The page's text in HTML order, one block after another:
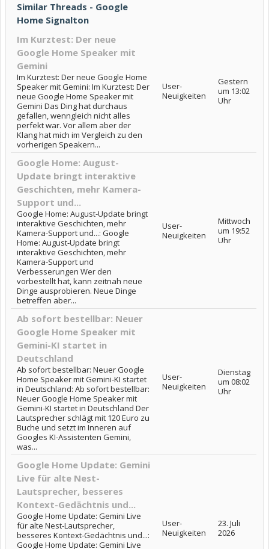
Similar Threads - Google
Home Signalton
Im Kurztest: Der neue
Google Home Speaker mit
Gemini
Im Kurztest: Der neue Google Home
Speaker mit Gemini: Im Kurztest: Der
neue Google Home Speaker mit
Gemini Das Ding hat durchaus
gefallen, wenngleich nicht alles
perfekt war. Vor allem aber der
Klang hat mich im Vergleich zu den
vorherigen Speakern...
User-
Neuigkeiten
Gestern
um 13:02
Uhr
Google Home: August-
Update bringt interaktive
Geschichten, mehr Kamera-
Support und...
Google Home: August-Update bringt
interaktive Geschichten, mehr
Kamera-Support und...: Google
Home: August-Update bringt
interaktive Geschichten, mehr
Kamera-Support und
Verbesserungen Wer den
vorbestellt hat, kann zeitnah neue
Dinge ausprobieren. Neue Dinge
betreffen aber...
User-
Neuigkeiten
Mittwoch
um 19:52
Uhr
Ab sofort bestellbar: Neuer
Google Home Speaker mit
Gemini-KI startet in
Deutschland
Ab sofort bestellbar: Neuer Google
Home Speaker mit Gemini-KI startet
in Deutschland: Ab sofort bestellbar:
Neuer Google Home Speaker mit
Gemini-KI startet in Deutschland Der
Lautsprecher schlägt mit 120 Euro zu
Buche und setzt im Inneren auf
Googles KI-Assistenten Gemini,
was...
User-
Neuigkeiten
Dienstag
um 08:02
Uhr
Google Home Update: Gemini
Live für alte Nest-
Lautsprecher, besseres
Kontext-Gedächtnis und...
Google Home Update: Gemini Live
für alte Nest-Lautsprecher,
besseres Kontext-Gedächtnis und...:
Google Home Update: Gemini Live
User-
Neuigkeiten
23. Juli
2026